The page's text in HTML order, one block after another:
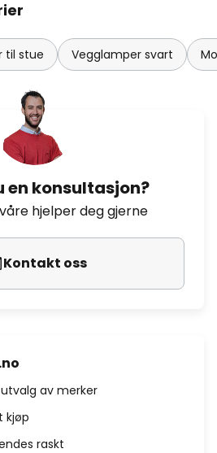
til stue Vegglamper svart
en konsultasjon?
hjelper deg gjerne
Kontakt oss
av merker
kjøp
raskt